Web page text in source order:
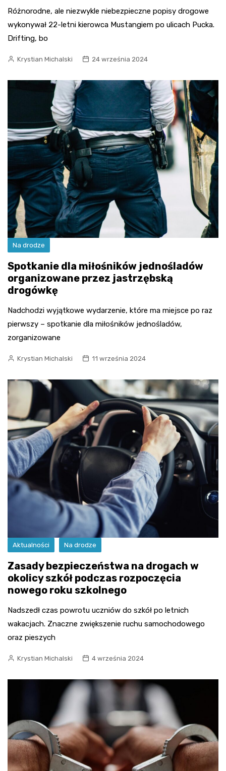
Różnorodne, ale niezwykle niebezpieczne popisy drogowe
wykonywał 22-letni kierowca Mustangiem po ulicach Pucka.
Drifting, bo
Krystian Michalski 24 września 2024
Na drodze
Spotkanie dla miłośników jednośladów
organizowane przez jastrzębską
drogówkę
Nadchodzi wyjątkowe wydarzenie, które ma miejsce po raz
pierwszy – spotkanie dla miłośników jednośladów,
zorganizowane
Krystian Michalski 11 września 2024
Aktualności Na drodze
Zasady bezpieczeństwa na drogach w
okolicy szkół podczas rozpoczęcia
nowego roku szkolnego
Nadszedł czas powrotu uczniów do szkół po letnich
wakacjach. Znaczne zwiększenie ruchu samochodowego
oraz pieszych
Krystian Michalski 4 września 2024